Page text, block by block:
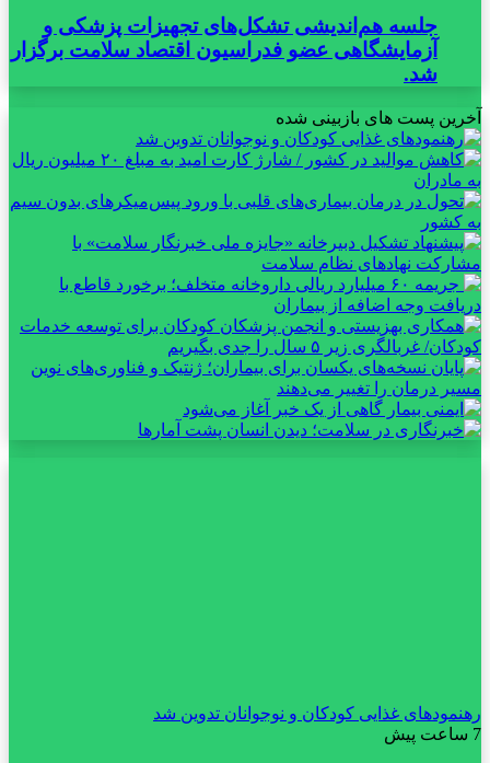
جلسه هم‌اندیشی تشکل‌های تجهیزات پزشکی و
آزمایشگاهی عضو فدراسیون اقتصاد سلامت برگزار
شد.
آخرین پست های بازبینی شده
رهنمودهای غذایی کودکان و نوجوانان تدوین شد
7 ساعت پیش